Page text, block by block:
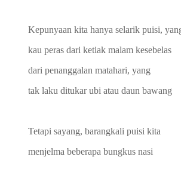
Kepunyaan kita hanya selarik puisi,
kau peras dari ketiak malam kesebelas
dari penanggalan matahari, yang
tak laku ditukar ubi atau daun bawang
Tetapi sayang, barangkali puisi kita
menjelma beberapa bungkus nasi